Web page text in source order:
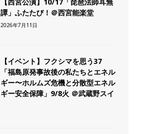
譚」ふたたび！＠西宮能楽堂
2026年7月11日
【イベント】フクシマを思う37
「福島原発事故後の私たちとエネル
ギー〜ホルムズ危機と分散型エネル
ギー安全保障」9/8火 ＠武蔵野スイ